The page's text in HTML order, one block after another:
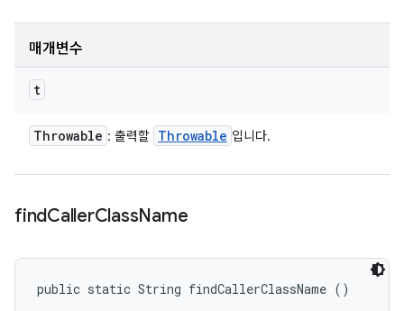
매개변수
t
Throwable : 출력할 Throwable 입니다.
findCallerClassName
public static String findCallerClassName ()